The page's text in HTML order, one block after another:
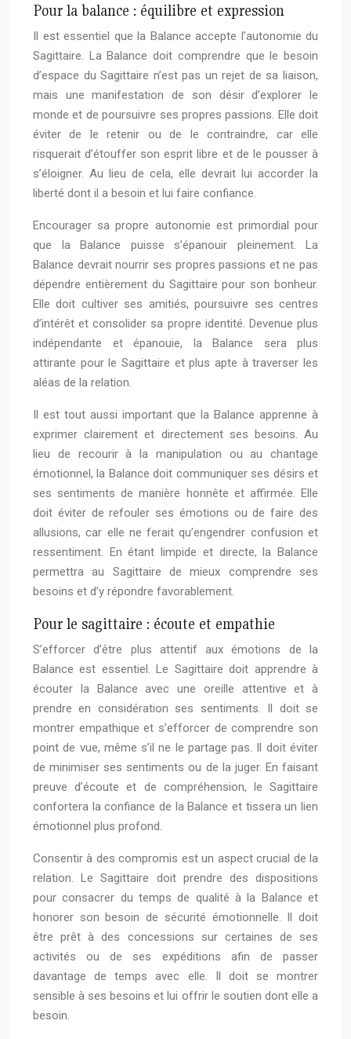
Pour la balance : équilibre et expression
Il est essentiel que la Balance accepte l’autonomie du
Sagittaire. La Balance doit comprendre que le besoin
d’espace du Sagittaire n’est pas un rejet de sa liaison,
mais une manifestation de son désir d’explorer le
monde et de poursuivre ses propres passions. Elle doit
éviter de le retenir ou de le contraindre, car elle
risquerait d’étouffer son esprit libre et de le pousser à
s’éloigner. Au lieu de cela, elle devrait lui accorder la
liberté dont il a besoin et lui faire confiance.
Encourager sa propre autonomie est primordial pour
que la Balance puisse s’épanouir pleinement. La
Balance devrait nourrir ses propres passions et ne pas
dépendre entièrement du Sagittaire pour son bonheur.
Elle doit cultiver ses amitiés, poursuivre ses centres
d’intérêt et consolider sa propre identité. Devenue plus
indépendante et épanouie, la Balance sera plus
attirante pour le Sagittaire et plus apte à traverser les
aléas de la relation.
Il est tout aussi important que la Balance apprenne à
exprimer clairement et directement ses besoins. Au
lieu de recourir à la manipulation ou au chantage
émotionnel, la Balance doit communiquer ses désirs et
ses sentiments de manière honnête et affirmée. Elle
doit éviter de refouler ses émotions ou de faire des
allusions, car elle ne ferait qu’engendrer confusion et
ressentiment. En étant limpide et directe, la Balance
permettra au Sagittaire de mieux comprendre ses
besoins et d’y répondre favorablement.
Pour le sagittaire : écoute et empathie
S’efforcer d’être plus attentif aux émotions de la
Balance est essentiel. Le Sagittaire doit apprendre à
écouter la Balance avec une oreille attentive et à
prendre en considération ses sentiments. Il doit se
montrer empathique et s’efforcer de comprendre son
point de vue, même s’il ne le partage pas. Il doit éviter
de minimiser ses sentiments ou de la juger. En faisant
preuve d’écoute et de compréhension, le Sagittaire
confortera la confiance de la Balance et tissera un lien
émotionnel plus profond.
Consentir à des compromis est un aspect crucial de la
relation. Le Sagittaire doit prendre des dispositions
pour consacrer du temps de qualité à la Balance et
honorer son besoin de sécurité émotionnelle. Il doit
être prêt à des concessions sur certaines de ses
activités ou de ses expéditions afin de passer
davantage de temps avec elle. Il doit se montrer
sensible à ses besoins et lui offrir le soutien dont elle a
besoin.